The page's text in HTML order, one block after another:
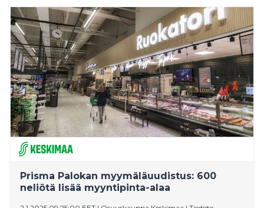
Prisma Palokan myymäläuudistus: 600
neliötä lisää myyntipinta-alaa